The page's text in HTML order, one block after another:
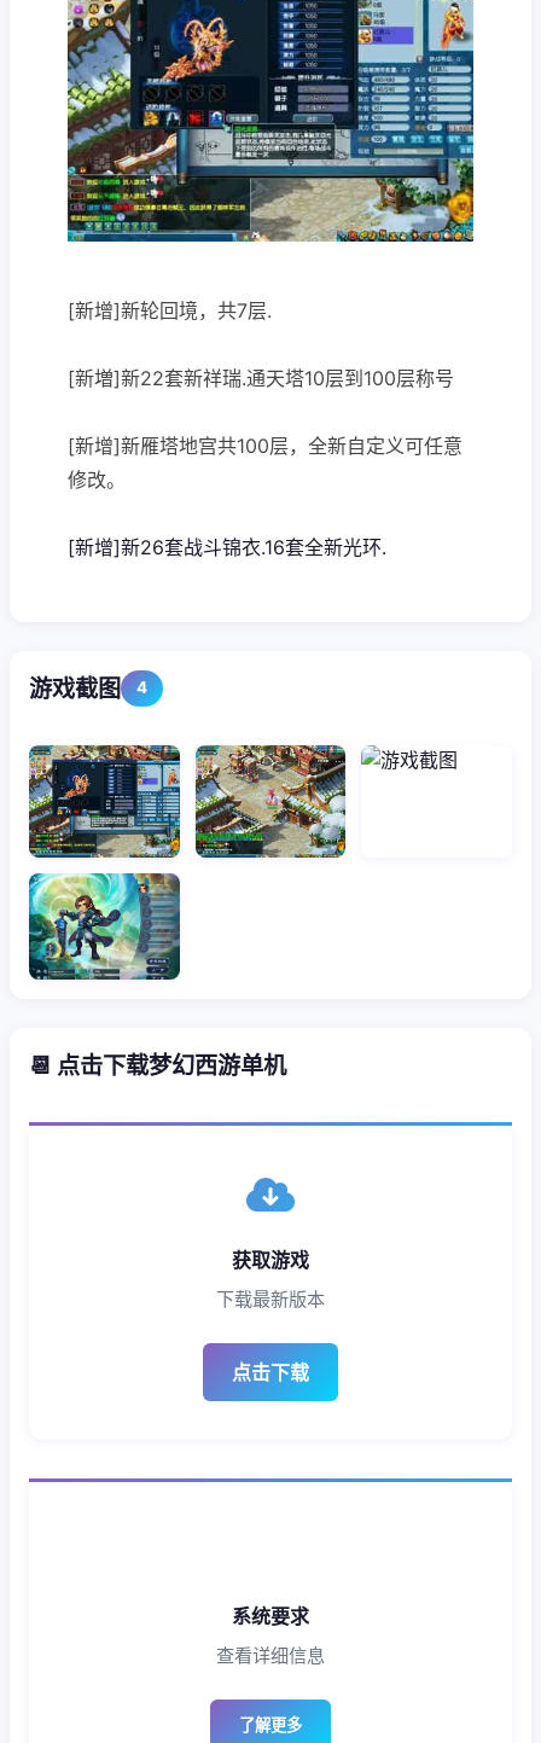
[新增]新轮回境，共7层.
[新増]新22套新祥瑞.通天塔10层到100层称号
[新增]新雁塔地宫共100层，全新自定义可任意
修改。
[新增]新26套战斗锦衣.16套全新光环.
游戏截图 4
📆 点击下载梦幻西游单机
获取游戏
下载最新版本
点击下载
系统要求
查看详细信息
了解更多